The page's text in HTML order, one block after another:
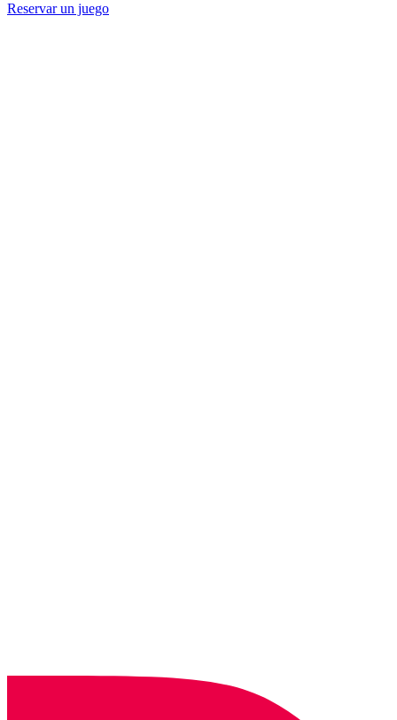
Reservar un juego